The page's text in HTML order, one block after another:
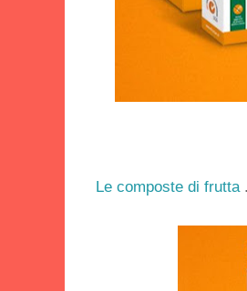
Le composte di frutta